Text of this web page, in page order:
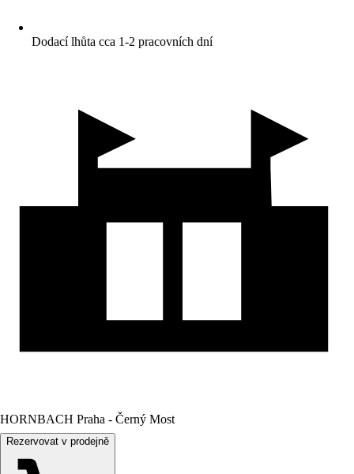
Dodací lhůta cca 1-2 pracovních dní
HORNBACH Praha - Černý Most
Rezervovat v prodejně